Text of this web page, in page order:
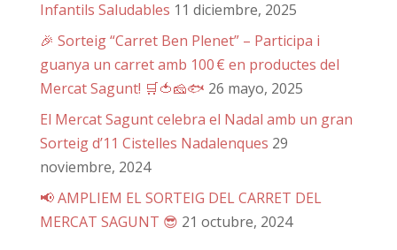
Infantils Saludables 11 diciembre, 2025
🎉 Sorteig “Carret Ben Plenet” – Participa i
guanya un carret amb 100 € en productes del
Mercat Sagunt! 🛒🍅🧀🐟 26 mayo, 2025
El Mercat Sagunt celebra el Nadal amb un gran
Sorteig d’11 Cistelles Nadalenques 29
noviembre, 2024
📢 AMPLIEM EL SORTEIG DEL CARRET DEL
MERCAT SAGUNT 😎 21 octubre, 2024